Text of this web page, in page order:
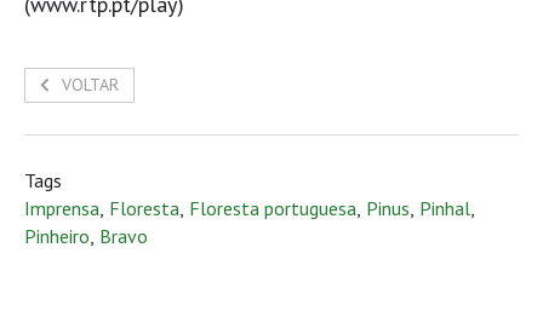
VOLTAR
Tags
Imprensa Floresta Floresta portuguesa Pinus Pinhal
Pinheiro Bravo